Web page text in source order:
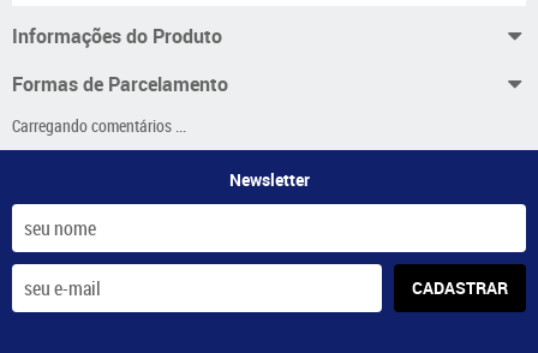
Informações do Produto
Formas de Parcelamento
Carregando comentários ...
Newsletter
CADASTRAR